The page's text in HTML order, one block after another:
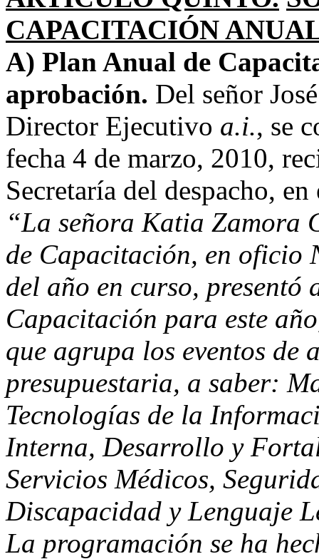
CAPACITACIÓN
A) Plan Anual de
aprobación. Del señor
Director Ejecutivo a.i., se
fecha 4 de marzo, 2010,
Secretaría del despacho,
“La señora Katia Zamora
de Capacitación, en oficio
del año en curso,
Capacitación para este
que agrupa los eventos de
presupuestaria, a saber:
Tecnologías de la
Interna, Desarrollo y
Servicios Médicos,
Discapacidad y Lenguaje
La programación se ha